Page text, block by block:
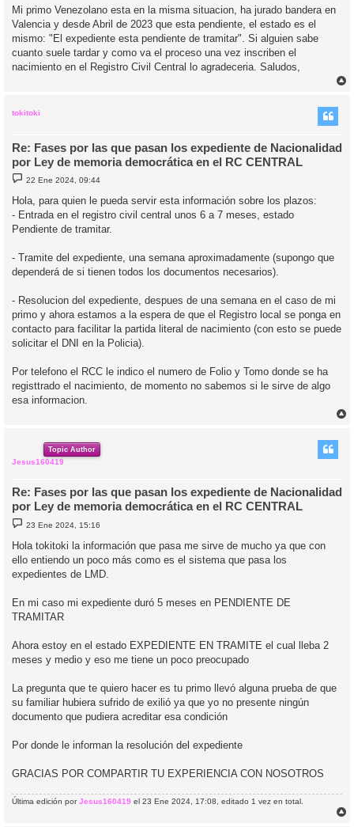
a
e
Mi primo Venezolano esta en la misma situacion, ha jurado bandera en
Valencia y desde Abril de 2023 que esta pendiente, el estado es el
mismo: "El expediente esta pendiente de tramitar". Si alguien sabe
cuanto suele tardar y como va el proceso una vez inscriben el
nacimiento en el Registro Civil Central lo agradeceria. Saludos,
tokitoki
Re: Fases por las que pasan los expediente de Nacionalidad
por Ley de memoria democrática en el RC CENTRAL
M
e
n
s
a
e
22 Ene 2024, 09:44
Hola, para quien le pueda servir esta información sobre los plazos:
- Entrada en el registro civil central unos 6 a 7 meses, estado
Pendiente de tramitar.
- Tramite del expediente, una semana aproximadamente (supongo que
dependerá de si tienen todos los documentos necesarios).
- Resolucion del expediente, despues de una semana en el caso de mi
primo y ahora estamos a la espera de que el Registro local se ponga en
contacto para facilitar la partida literal de nacimiento (con esto se puede
solicitar el DNI en la Policia).
Por telefono el RCC le indico el numero de Folio y Tomo donde se ha
registtrado el nacimiento, de momento no sabemos si le sirve de algo
esa informacion.
Topic Author
Jesus160419
Re: Fases por las que pasan los expediente de Nacionalidad
por Ley de memoria democrática en el RC CENTRAL
M
e
n
s
a
e
23 Ene 2024, 15:16
Hola tokitoki la información que pasa me sirve de mucho ya que con
ello entiendo un poco más como es el sistema que pasa los
expedientes de LMD.
En mi caso mi expediente duró 5 meses en PENDIENTE DE
TRAMITAR
Ahora estoy en el estado EXPEDIENTE EN TRAMITE el cual lleba 2
meses y medio y eso me tiene un poco preocupado
La pregunta que te quiero hacer es tu primo llevó alguna prueba de que
su familiar hubiera sufrido de exilió ya que yo no presente ningún
documento que pudiera acreditar esa condición
Por donde le informan la resolución del expediente
GRACIAS POR COMPARTIR TU EXPERIENCIA CON NOSOTROS
Última edición porJesus160419 el 23 Ene 2024, 17:08, editado 1 vez en total.